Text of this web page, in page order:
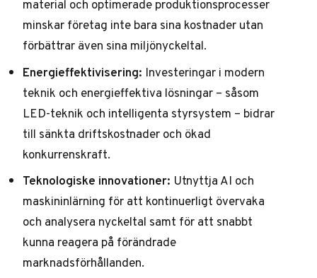
material och optimerade produktionsprocesser
minskar företag inte bara sina kostnader utan
förbättrar även sina miljönyckeltal.
Energieffektivisering: Investeringar i modern
teknik och energieffektiva lösningar – såsom
LED-teknik och intelligenta styrsystem – bidrar
till sänkta driftskostnader och ökad
konkurrenskraft.
Teknologiske innovationer: Utnyttja AI och
maskininlärning för att kontinuerligt övervaka
och analysera nyckeltal samt för att snabbt
kunna reagera på förändrade
marknadsförhållanden.